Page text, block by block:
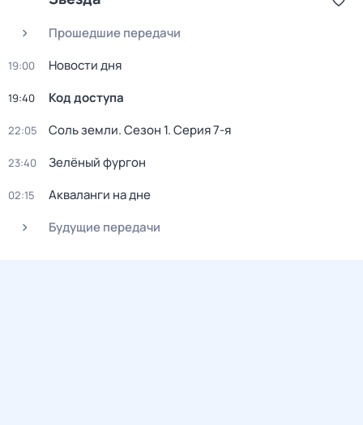
Прошедшие передачи
19:00 Новости дня
19:40 Код доступа
22:05 Соль земли. Сезон 1. Серия 7-я
23:40 Зелёный фургон
02:15
Акваланги на дне
Будущие передачи